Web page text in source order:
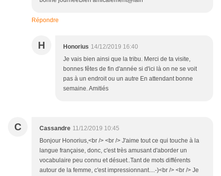
Répondre
H Honorius 14/12/2019 16:40
Je vais bien ainsi que la tribu. Merci de ta visite,
bonnes fêtes de fin d'année si d'ici là on ne se voit
pas à un endroit ou un autre En attendant bonne
semaine. Amitiés
C Cassandre 11/12/2019 10:45
Bonjour Honorius,<br /> <br /> J'aime tout ce qui touche à la
langue française, donc, c'est très amusant d'aborder un
vocabulaire peu connu et désuet..Tant de mots différents
autour de la femme, c'est impressionnant....-)<br /> <br /> Je